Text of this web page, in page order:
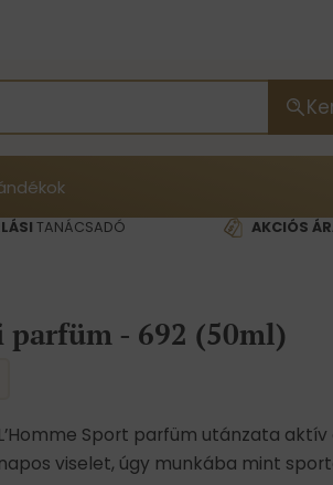
TANÁCSADÓ AKCIÓS
parfüm - 692 (50ml)
Sport parfüm utánzata
viselet, úgy munkába mint